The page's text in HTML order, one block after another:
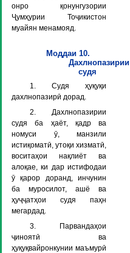
онро қонунгузории
Ҷумҳурии Тоҷикистон
муайян менамояд.
Моддаи 10.
Дахлнопазирии
судя
1. Судя ҳуқуқи
дахлнопазирӣ дорад.
2. Дахлнопазирии
судя ба ҳаёт, қадр ва
номуси ӯ, манзили
истиқоматӣ, утоқи хизматӣ,
воситаҳои нақлиёт ва
алоқае, ки дар истифодаи
ӯ қарор доранд, инчунин
ба муросилот, ашё ва
ҳуҷҷатҳои судя паҳн
мегардад.
3. Парвандаҳои
ҷиноятӣ ва
ҳуқуқвайронкунии маъмурӣ